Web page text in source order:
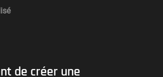
de créer une